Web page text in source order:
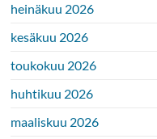
heinäkuu 2026
kesäkuu 2026
toukokuu 2026
huhtikuu 2026
maaliskuu 2026